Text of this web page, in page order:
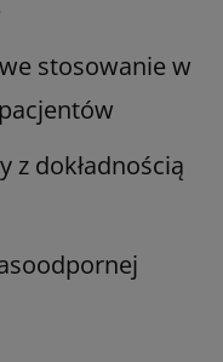
stosowanie w
z dokładnością